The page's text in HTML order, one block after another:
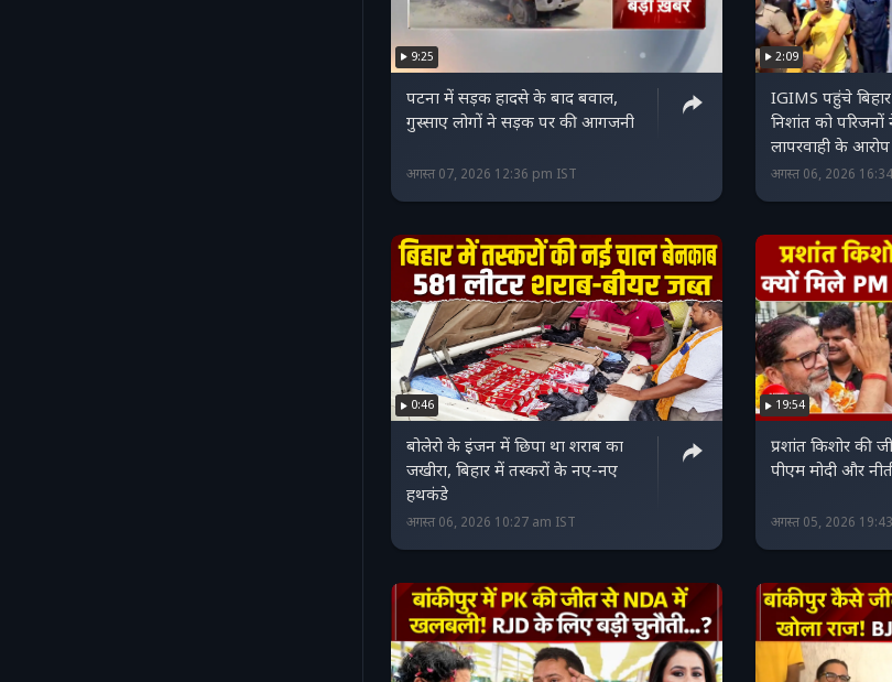
9:25
पटना में सड़क हादसे के बाद बवाल,
गुस्साए लोगों ने सड़क पर की आगजनी
अगस्त 07, 2026 12:36 pm IST
2:09
IGIMS पहुंचे बिहार
निशांत को
लापरवाही के आरोप
अगस्त 06, 2026
0:46
बोलेरो के इंजन में छिपा था शराब का
जखीरा, बिहार में तस्‍करों के नए-नए
हथकंडे
अगस्त 06, 2026 10:27 am IST
19:54
प्रशांत किशोर की
पीएम मोदी और
अगस्त 05, 2026